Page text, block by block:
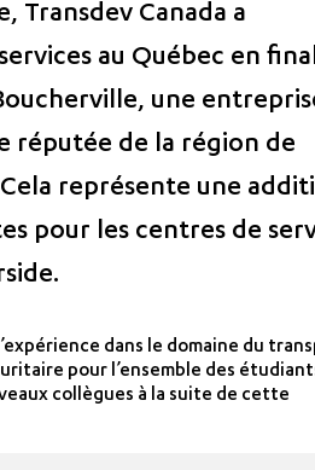
Transdev Canada a
au Québec en
une
réputée de la région de
représente une
pour les centres de
dans le domaine du
pour l’ensemble des
collègues à la suite de cette